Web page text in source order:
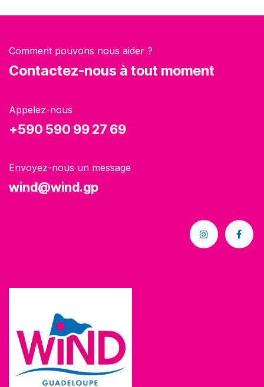
Comment pouvons nous aider ?
Contactez-nous à tout moment
Appelez-nous
+590 590 99 27 69
Envoyez-nous un message
wind@wind.gp